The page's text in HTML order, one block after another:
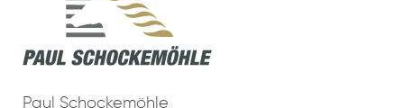
Paul Schockemöhle